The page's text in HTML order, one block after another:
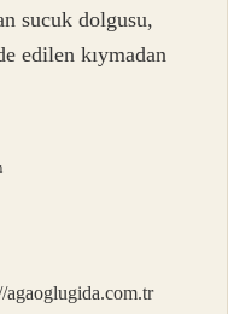
sucuk dolgusu,
edilen kıymadan
agaoglugida.com.tr